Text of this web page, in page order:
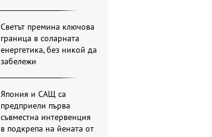
Светът премина ключова
граница в соларната
енергетика, без никой да
забележи
Япония и САЩ са
предприели първа
съвместна интервенция
в подкрепа на йената от